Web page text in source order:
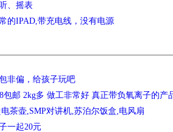
、摇表
的IPAD,带充电线，没有电源
非偏，给孩子玩吧
包邮 2kg多 做工非常好 真正带负氧离子的产
茶壶,SMP对讲机,苏泊尔饭盒,电风扇
一起20元